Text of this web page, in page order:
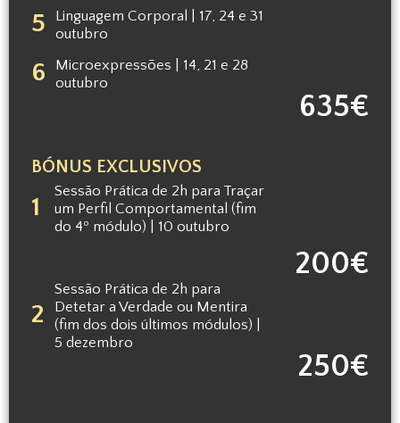
5
Linguagem Corporal | 17, 24 e 31
outubro
6
Microexpressões | 14, 21 e 28
outubro
635€
BÓNUS EXCLUSIVOS
1
Sessão Prática de 2h para Traçar
um Perfil Comportamental (fim
do 4º módulo) | 10 outubro
200€
2
Sessão Prática de 2h para
Detetar a Verdade ou Mentira
(fim dos dois últimos módulos) |
5 dezembro
250€